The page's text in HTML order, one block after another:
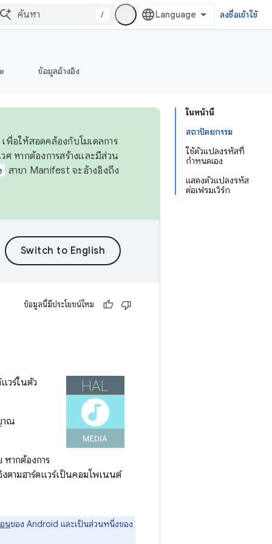
/ ลงชื่อเข้าใช้
ข้อมูลอ้างอิง
ในหน้านี้
สถาปัตยกรรม
ใช้ตัวแปลงรหัสที่
กำหนดเอง
แสดงตัวแปลงรหัส
ต่อเฟรมเวิร์ก
พื่อให้สอดคล้องกับโมเดลการ
หากต้องการสร้างและมีส่วน
สาขา Manifest จะอ้างอิงถึง
ข้อมูลนี้มีประโยชน์ไหม
วร์ในตัว
าณ
ากต้องการ
ตามฮาร์ดแวร์เป็นคอมโพเนนต์
นของ Android และเป็นส่วนหนึ่งของ